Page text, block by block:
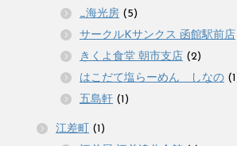
_海光房 (5)
サークルKサンクス 函館駅前店
きくよ食堂 朝市支店 (2)
はこだて塩らーめん しなの
五島軒 (1)
江差町 (1)